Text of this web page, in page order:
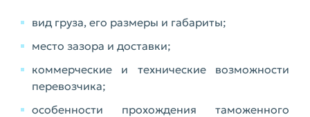
вид груза, его размеры и габариты;
место зазора и доставки;
коммерческие и технические возможности
перевозчика;
особенности прохождения таможенного